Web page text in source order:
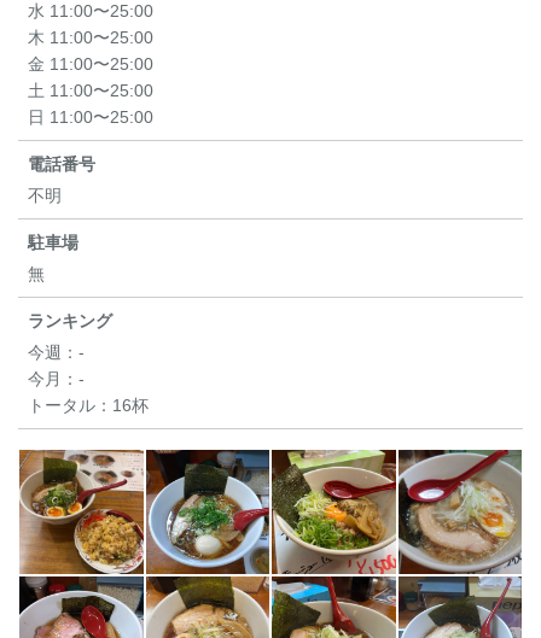
水 11:00〜25:00
木 11:00〜25:00
金 11:00〜25:00
土 11:00〜25:00
日 11:00〜25:00
電話番号
不明
駐車場
無
ランキング
今週： -
今月： -
トータル： 16杯